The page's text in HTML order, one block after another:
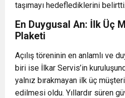
taşımayı hedeflediklerini belirtti.
En Duygusal An: İlk Üç
Plaketi
Açılış töreninin en anlamlı ve
biri ise İlkar Servis’in
yalnız bırakmayan ilk üç
edilmesi oldu. Yıllardır süren